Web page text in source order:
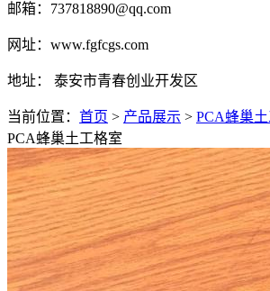
邮箱：737818890@qq.com
网址：www.fgfcgs.com
地址： 泰安市青春创业开发区
当前位置： 首页 > 产品展示 > PCA蜂巢
PCA蜂巢土工格室